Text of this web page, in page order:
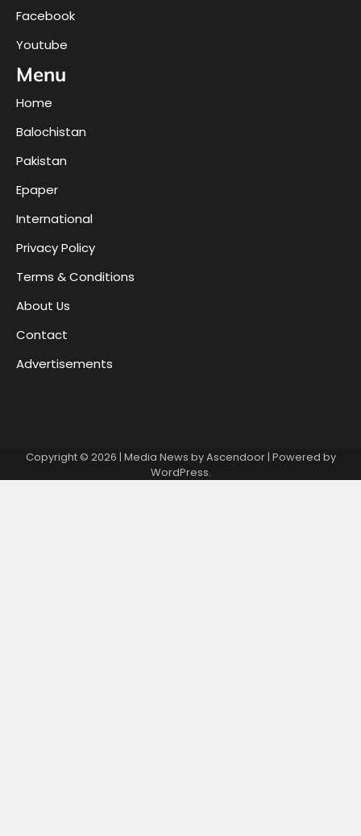
Facebook
Youtube
Menu
Home
Balochistan
Pakistan
Epaper
International
Privacy Policy
Terms & Conditions
About Us
Contact
Advertisements
Copyright © 2026 | Media News byAscendoor| Powered by
WordPress.